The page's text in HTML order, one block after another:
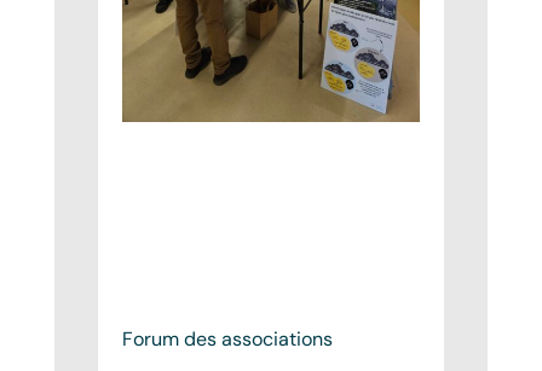
Forum des associations